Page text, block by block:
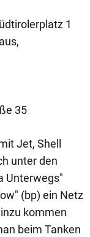
1
35
Jet, Shell
unter den
Unterwegs"
(bp) ein Netz
kommen
beim Tanken